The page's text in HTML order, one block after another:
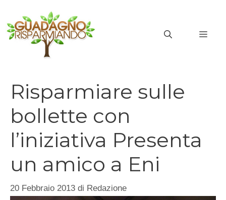
contenuto
Risparmiare sulle
bollette con
l’iniziativa Presenta
un amico a Eni
20 Febbraio 2013 di Redazione